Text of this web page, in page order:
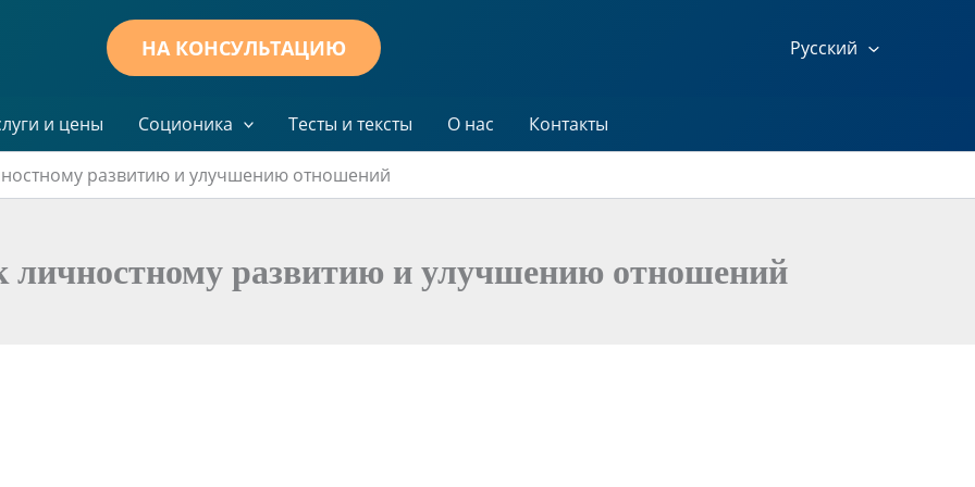
НА КОНСУЛЬТАЦИЮ Русский
и цены Соционика Тесты и тексты О нас Контакты
развитию и улучшению отношений
развитию и улучшению отношений